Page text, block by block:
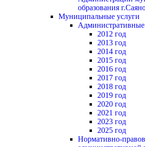
образования
Муниципальные услуги
2012 год
2013 год
2014 год
2015 год
2016 год
2017 год
2018 год
2019 год
2020 год
2021 год
2023 год
2025 год
Нормативно-